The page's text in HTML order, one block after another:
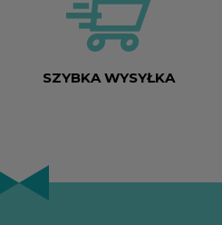
SZYBKA WYSYŁKA